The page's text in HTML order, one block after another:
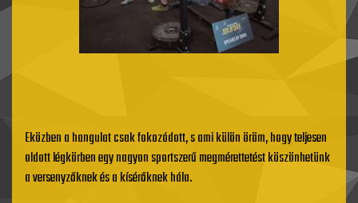
Eközben a hangulat csak fokozódott, s ami külön öröm, hogy teljesen
oldott légkörben egy nagyon sportszerű megmérettetést köszönhetünk
a versenyzőknek és a kísérőknek hála.